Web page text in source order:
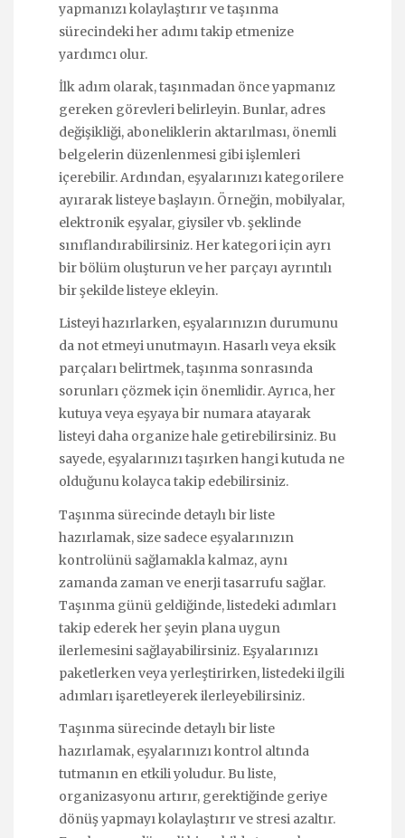
yapmanızı kolaylaştırır ve taşınma
sürecindeki her adımı takip etmenize
yardımcı olur.
İlk adım olarak, taşınmadan önce yapmanız
gereken görevleri belirleyin. Bunlar, adres
değişikliği, aboneliklerin aktarılması, önemli
belgelerin düzenlenmesi gibi işlemleri
içerebilir. Ardından, eşyalarınızı kategorilere
ayırarak listeye başlayın. Örneğin, mobilyalar,
elektronik eşyalar, giysiler vb. şeklinde
sınıflandırabilirsiniz. Her kategori için ayrı
bir bölüm oluşturun ve her parçayı ayrıntılı
bir şekilde listeye ekleyin.
Listeyi hazırlarken, eşyalarınızın durumunu
da not etmeyi unutmayın. Hasarlı veya eksik
parçaları belirtmek, taşınma sonrasında
sorunları çözmek için önemlidir. Ayrıca, her
kutuya veya eşyaya bir numara atayarak
listeyi daha organize hale getirebilirsiniz. Bu
sayede, eşyalarınızı taşırken hangi kutuda ne
olduğunu kolayca takip edebilirsiniz.
Taşınma sürecinde detaylı bir liste
hazırlamak, size sadece eşyalarınızın
kontrolünü sağlamakla kalmaz, aynı
zamanda zaman ve enerji tasarrufu sağlar.
Taşınma günü geldiğinde, listedeki adımları
takip ederek her şeyin plana uygun
ilerlemesini sağlayabilirsiniz. Eşyalarınızı
paketlerken veya yerleştirirken, listedeki ilgili
adımları işaretleyerek ilerleyebilirsiniz.
Taşınma sürecinde detaylı bir liste
hazırlamak, eşyalarınızı kontrol altında
tutmanın en etkili yoludur. Bu liste,
organizasyonu artırır, gerektiğinde geriye
dönüş yapmayı kolaylaştırır ve stresi azaltır.